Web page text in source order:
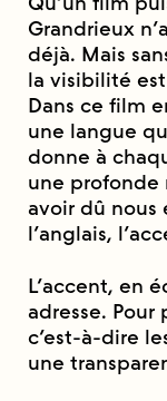
Grandrieux
déjà. Mais
la visibilité
Dans ce film
une langue
donne à
une profonde
avoir dû nous
l’anglais,
L’accent, en
adresse.
c’est-à-dire
une